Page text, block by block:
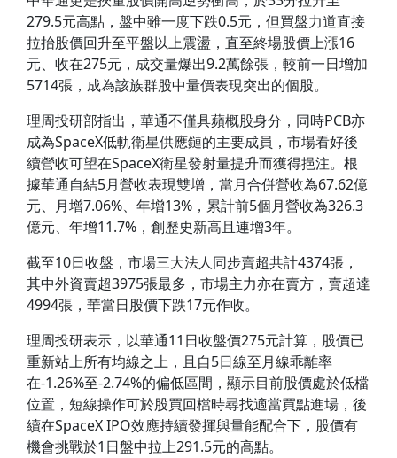
279.5元高點，盤中雖一度下跌0.5元，但買盤力道直接
拉抬股價回升至平盤以上震盪，直至終場股價上漲16
元、收在275元，成交量爆出9.2萬餘張，較前一日增加
5714張，成為該族群股中量價表現突出的個股。
理周投研部指出，華通不僅具蘋概股身分，同時PCB亦
成為SpaceX低軌衛星供應鏈的主要成員，市場看好後
續營收可望在SpaceX衛星發射量提升而獲得挹注。根
據華通自結5月營收表現雙增，當月合併營收為67.62億
元、月增7.06%、年增13%，累計前5個月營收為326.3
億元、年增11.7%，創歷史新高且連增3年。
截至10日收盤，市場三大法人同步賣超共計4374張，
其中外資賣超3975張最多，市場主力亦在賣方，賣超達
4994張，華當日股價下跌17元作收。
理周投研表示，以華通11日收盤價275元計算，股價已
重新站上所有均線之上，且自5日線至月線乖離率
在-1.26%至-2.74%的偏低區間，顯示目前股價處於低檔
位置，短線操作可於股買回檔時尋找適當買點進場，後
續在SpaceX IPO效應持續發揮與量能配合下，股價有
機會挑戰於1日盤中拉上291.5元的高點。